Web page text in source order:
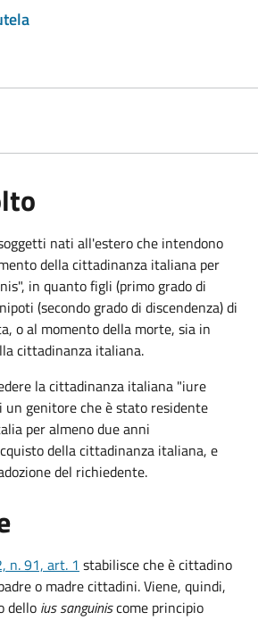
nati all'estero che intendono
della cittadinanza italiana per
in quanto figli (primo grado di
(secondo grado di discendenza) di
o al momento della morte, sia in
cittadinanza italiana.
la cittadinanza italiana "iure
genitore che è stato residente
per almeno due anni
della cittadinanza italiana, e
del richiedente.
n. 91, art. 1 stabilisce che è cittadino
o madre cittadini. Viene, quindi,
dello ius sanguiniscome principio